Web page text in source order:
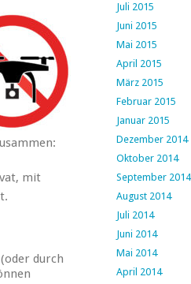
mit
durch
Juli 2015
Juni 2015
Mai 2015
April 2015
März 2015
Februar 2015
Januar 2015
Dezember 2014
Oktober 2014
September 2014
August 2014
Juli 2014
Juni 2014
Mai 2014
April 2014